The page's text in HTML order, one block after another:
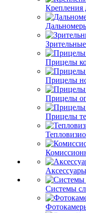
Крепления
Прицелы
Прицелы
Прицелы
Прицелы
Системы